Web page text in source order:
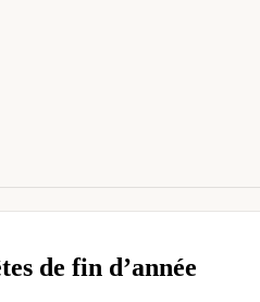
de fin d’année